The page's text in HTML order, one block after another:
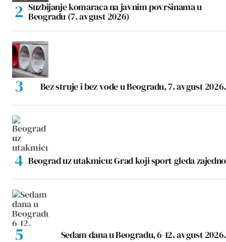
Suzbijanje komaraca na javnim površinama u
Beogradu (7. avgust 2026)
Bez struje i bez vode u Beogradu, 7. avgust 2026.
Beograd uz utakmicu: Grad koji sport gleda zajedno
Sedam dana u Beogradu, 6-12. avgust 2026.